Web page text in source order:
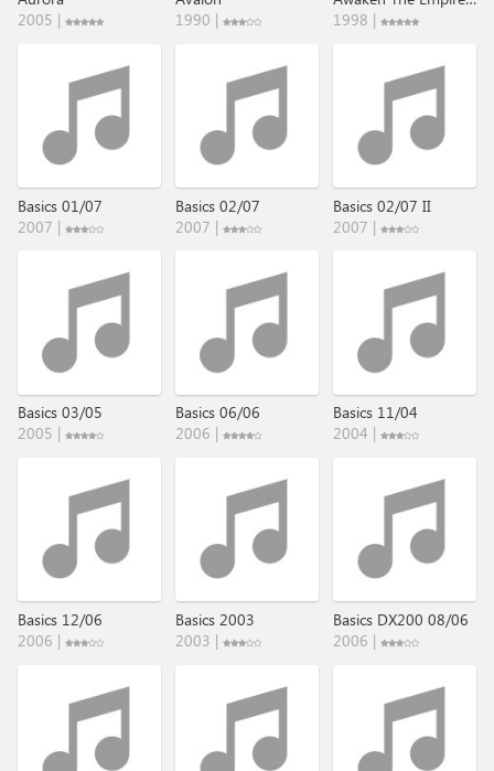
2005 |
1990 |
1998 |
Basics 01/07
2007 |
Basics 02/07
2007 |
Basics 02/07 II
2007 |
Basics 03/05
2005 |
Basics 06/06
2006 |
Basics 11/04
2004 |
Basics 12/06
2006 |
Basics 2003
2003 |
Basics DX200 08/06
2006 |